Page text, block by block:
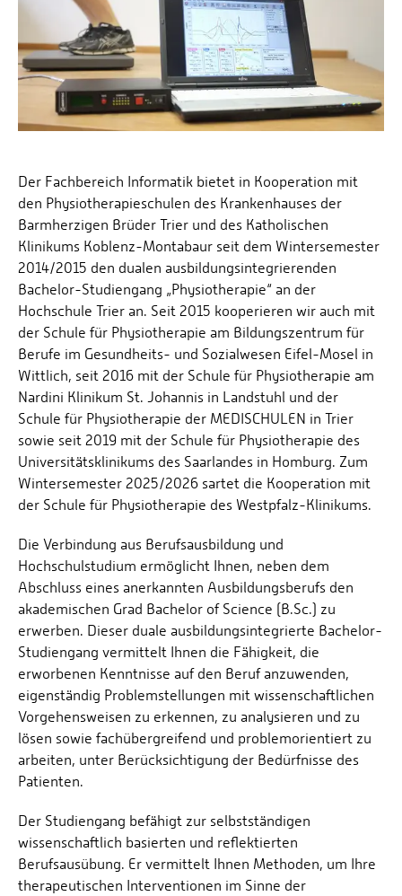
Der Fachbereich Informatik bietet in Kooperation mit
den Physiotherapieschulen des Krankenhauses der
Barmherzigen Brüder Trier und des Katholischen
Klinikums Koblenz-Montabaur seit dem Wintersemester
2014/2015 den dualen ausbildungsintegrierenden
Bachelor-Studiengang „Physiotherapie“ an der
Hochschule Trier an. Seit 2015 kooperieren wir auch mit
der Schule für Physiotherapie am Bildungszentrum für
Berufe im Gesundheits- und Sozialwesen Eifel-Mosel in
Wittlich, seit 2016 mit der Schule für Physiotherapie am
Nardini Klinikum St. Johannis in Landstuhl und der
Schule für Physiotherapie der MEDISCHULEN in Trier
sowie seit 2019 mit der Schule für Physiotherapie des
Universitätsklinikums des Saarlandes in Homburg. Zum
Wintersemester 2025/2026 sartet die Kooperation mit
der Schule für Physiotherapie des Westpfalz-Klinikums.
Die Verbindung aus Berufsausbildung und
Hochschulstudium ermöglicht Ihnen, neben dem
Abschluss eines anerkannten Ausbildungsberufs den
akademischen Grad Bachelor of Science (B.Sc.) zu
erwerben. Dieser duale ausbildungsintegrierte Bachelor-
Studiengang vermittelt Ihnen die Fähigkeit, die
erworbenen Kenntnisse auf den Beruf anzuwenden,
eigenständig Problemstellungen mit wissenschaftlichen
Vorgehensweisen zu erkennen, zu analysieren und zu
lösen sowie fachübergreifend und problemorientiert zu
arbeiten, unter Berücksichtigung der Bedürfnisse des
Patienten.
Der Studiengang befähigt zur selbstständigen
wissenschaftlich basierten und reflektierten
Berufsausübung. Er vermittelt Ihnen Methoden, um Ihre
therapeutischen Interventionen im Sinne der